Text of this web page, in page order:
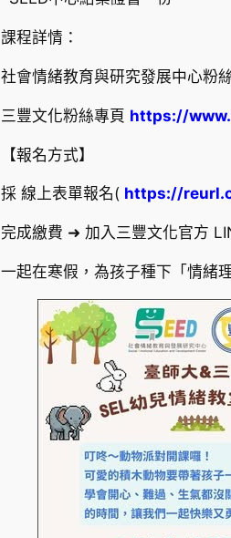
課程詳情：
社會情緒教育與研究發展中心粉
三豐文化粉絲專頁 https://
【報名方式】
採 線上表單報名( https://
完成繳費 ➜ 加入三豐文化官方
一起在寒假，為孩子種下「情緒